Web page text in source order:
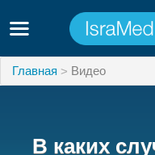
Главная Видео
В каких